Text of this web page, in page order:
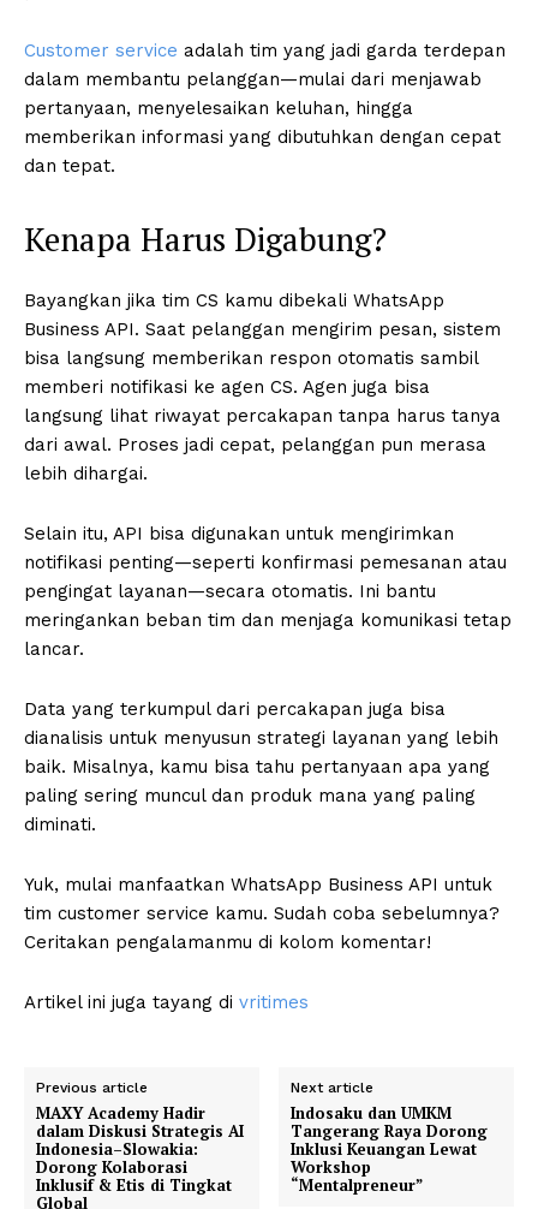
Customer service adalah tim yang jadi garda terdepan
dalam membantu pelanggan—mulai dari menjawab
pertanyaan, menyelesaikan keluhan, hingga
memberikan informasi yang dibutuhkan dengan cepat
dan tepat.
Kenapa Harus Digabung?
Bayangkan jika tim CS kamu dibekali WhatsApp
Business API. Saat pelanggan mengirim pesan, sistem
bisa langsung memberikan respon otomatis sambil
memberi notifikasi ke agen CS. Agen juga bisa
langsung lihat riwayat percakapan tanpa harus tanya
dari awal. Proses jadi cepat, pelanggan pun merasa
lebih dihargai.
Selain itu, API bisa digunakan untuk mengirimkan
notifikasi penting—seperti konfirmasi pemesanan atau
pengingat layanan—secara otomatis. Ini bantu
meringankan beban tim dan menjaga komunikasi tetap
lancar.
Data yang terkumpul dari percakapan juga bisa
dianalisis untuk menyusun strategi layanan yang lebih
baik. Misalnya, kamu bisa tahu pertanyaan apa yang
paling sering muncul dan produk mana yang paling
diminati.
Yuk, mulai manfaatkan WhatsApp Business API untuk
tim customer service kamu. Sudah coba sebelumnya?
Ceritakan pengalamanmu di kolom komentar!
Artikel ini juga tayang di vritimes
Previous article
MAXY Academy Hadir
dalam Diskusi Strategis AI
Indonesia–Slowakia:
Dorong Kolaborasi
Inklusif & Etis di Tingkat
Global
Next article
Indosaku dan UMKM
Tangerang Raya Dorong
Inklusi Keuangan Lewat
Workshop
“Mentalpreneur”